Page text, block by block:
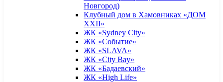
Новгород)
Клубный дом в Хамовниках «ДОМ
XXII»
ЖК «Sydney City»
ЖК «Событие»
ЖК «SLAVA»
ЖК «City Bay»
ЖК «Бадаевский»
ЖК «High Life»